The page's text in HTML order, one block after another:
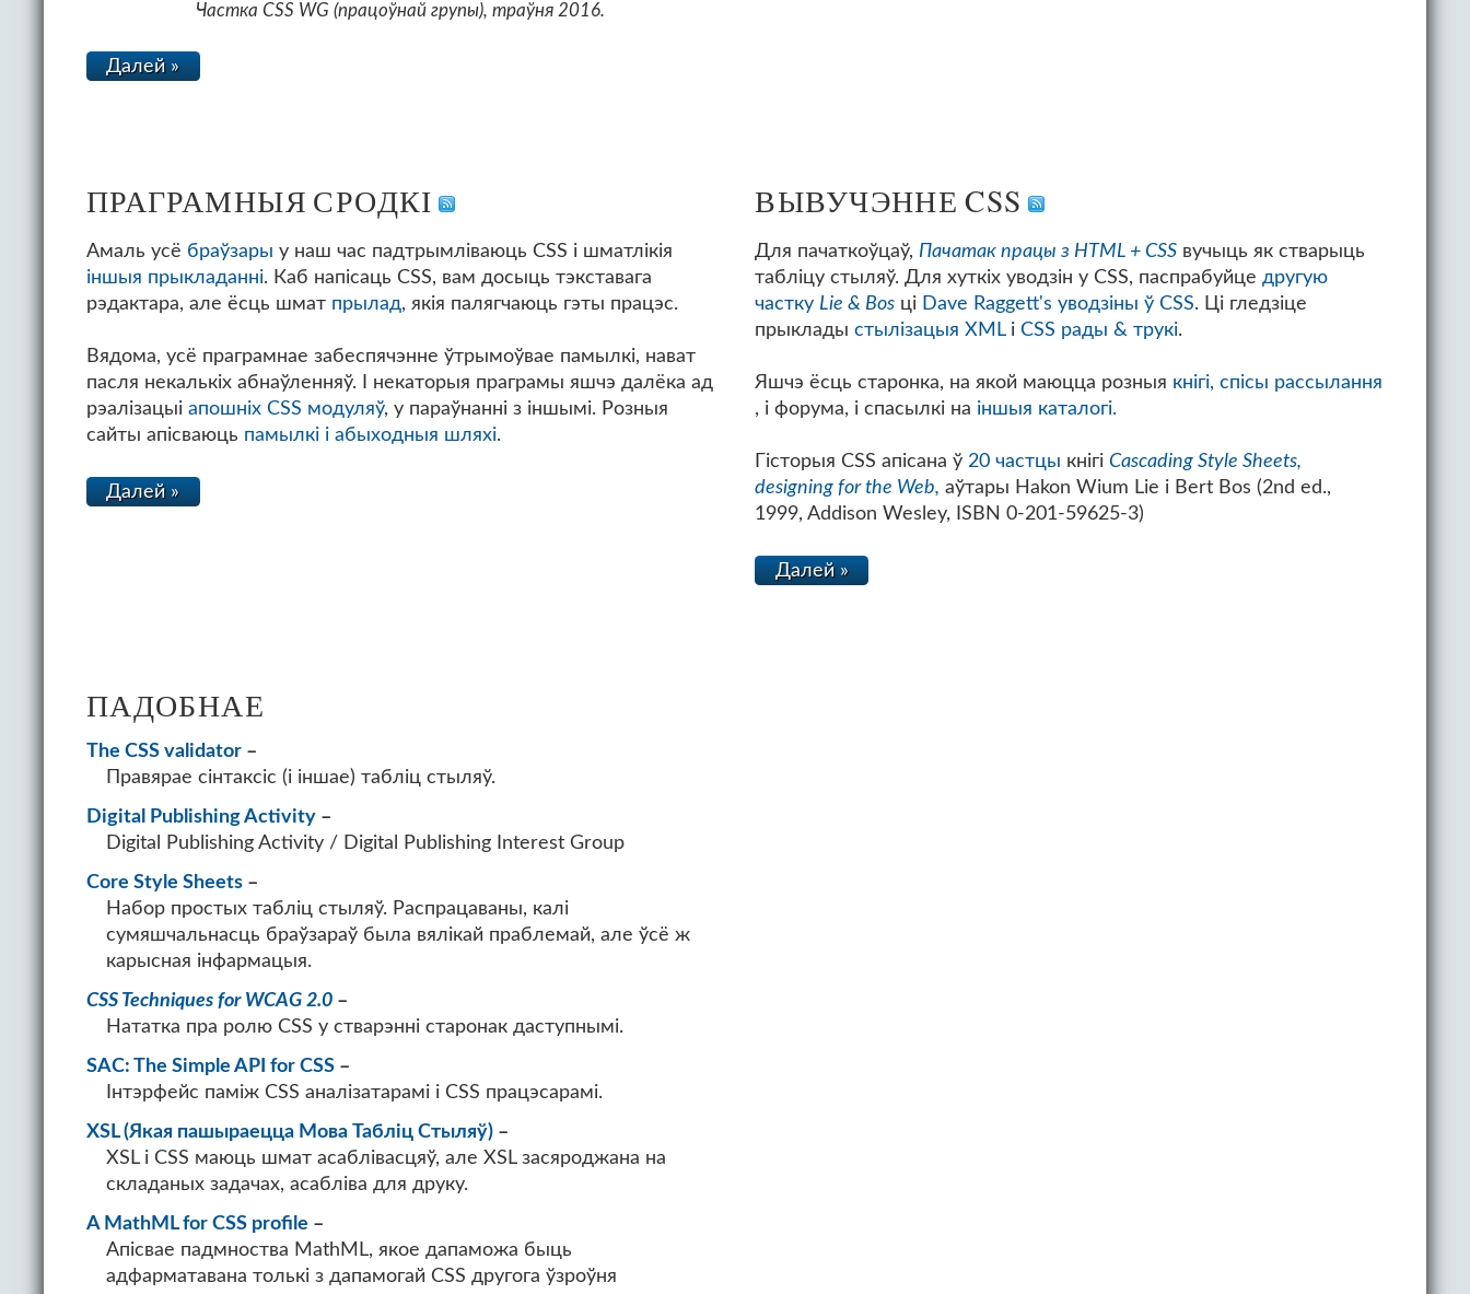
Частка CSS WG (працоўнай групы), траўня 2016.
Далей »
ПРАГРАМНЫЯ СРОДКІ
Амаль усё браўзары у наш час падтрымліваюць CSS і шматлікія
іншыя прыкладанні. Каб напісаць CSS, вам досыць тэкставага
рэдактара, але ёсць шмат прылад, якія палягчаюць гэты працэс.
Вядома, усё праграмнае забеспячэнне ўтрымоўвае памылкі, нават
пасля некалькіх абнаўленняў. І некаторыя праграмы яшчэ далёка ад
рэалізацыі апошніх CSS модуляў, у параўнанні з іншымі. Розныя
сайты апісваюць памылкі і абыходныя шляхі.
Далей »
ВЫВУЧЭННЕ CSS
Для пачаткоўцаў, Пачатак працы з HTML + CSS вучыць як стварыць
табліцу стыляў. Для хуткіх уводзін у CSS, паспрабуйце другую
частку Lie & Bos ці Dave Raggett's уводзіны ў CSS. Ці гледзіце
прыкладыстылізацыя XMLіCSS рады & трукі.
Яшчэ ёсць старонка, на якой маюцца розныя кнігі, спісы рассылання
, і форума, і спасылкі на іншыя каталогі.
Гісторыя CSS апісана ў20 частцы кнігіCascading Style Sheets,
designing for the Web, аўтары Hakon Wium Lie і Bert Bos (2nd ed.,
1999, Addison Wesley, ISBN 0-201-59625-3)
Далей »
ПАДОБНАЕ
The CSS validator
Правярае сінтаксіс (і іншае) табліц стыляў.
Digital Publishing Activity
Digital Publishing Activity / Digital Publishing Interest Group
Core Style Sheets
Набор простых табліц стыляў. Распрацаваны, калі
сумяшчальнасць браўзараў была вялікай праблемай, але ўсё ж
карысная інфармацыя.
CSS Techniques for WCAG 2.0
Нататка пра ролю CSS у стварэнні старонак даступнымі.
SAC: The Simple API for CSS
Інтэрфейс паміж CSS аналізатарамі і CSS працэсарамі.
XSL (Якая пашыраецца Мова Табліц Стыляў)
XSL і CSS маюць шмат асаблівасцяў, але XSL засяроджана на
складаных задачах, асабліва для друку.
A MathML for CSS profile
Апісвае падмноства MathML, якое дапаможа быць
адфарматавана толькі з дапамогай CSS другога ўзроўня